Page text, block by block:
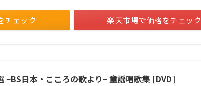
チェック 楽天市場で価格をチェック
~BS日本・こころの歌より~ 童謡唱歌集 [DVD]